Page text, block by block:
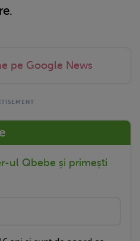
pe Google News
ul Qbebe și primești